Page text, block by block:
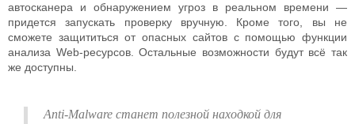
автосканера и обнаружением угроз в реальном времени —
придется запускать проверку вручную. Кроме того, вы не
сможете защититься от опасных сайтов с помощью функции
анализа Web-ресурсов. Остальные возможности будут всё так
же доступны.
Anti-Malware станет полезной находкой для